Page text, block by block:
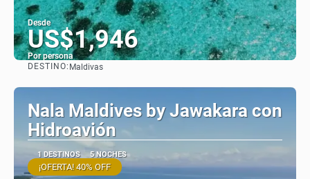
Desde
US$1,946
Por persona
DESTINO: Maldivas
Nala Maldives by Jawakara con
Hidroavión
1 DESTINOS 5 NOCHES
¡OFERTA! 40% OFF